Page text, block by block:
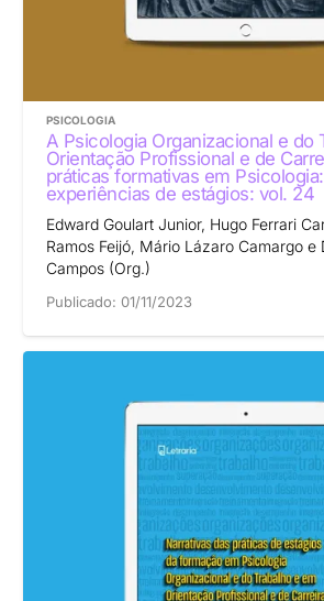
PSICOLOGIA
A Psicologia Organizacional e do
Orientação Profissional e de
práticas formativas em
experiências de estágios: vol. 24
Edward Goulart Junior, Hugo Ferrari
Ramos Feijó, Mário Lázaro Camargo e
Campos (Org.)
Publicado: 01/11/2023